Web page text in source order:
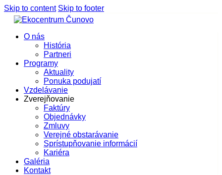
Skip to content Skip to footer
O nás
História
Partneri
Programy
Aktuality
Ponuka podujatí
Vzdelávanie
Zverejňovanie
Faktúry
Objednávky
Zmluvy
Verejné obstarávanie
Sprístupňovanie informácií
Kariéra
Galéria
Kontakt